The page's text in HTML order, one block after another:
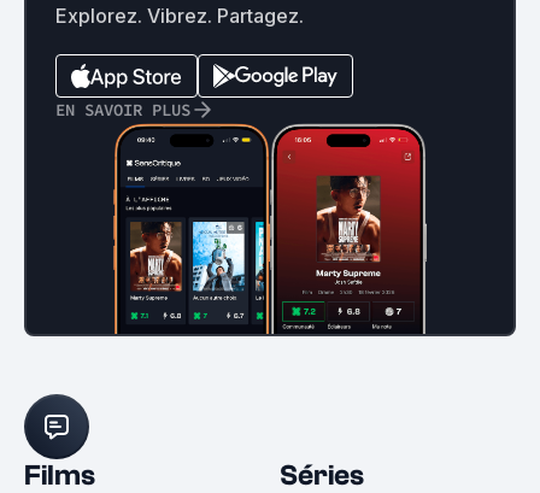
Explorez. Vibrez. Partagez.
EN SAVOIR PLUS
Films Séries